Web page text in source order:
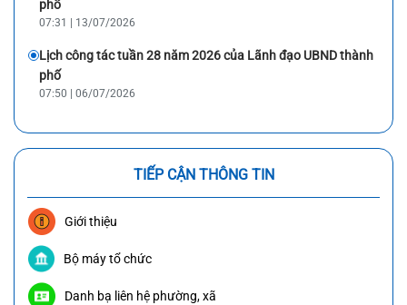
phố
07:31 | 13/07/2026
Lịch công tác tuần 28 năm 2026 của Lãnh đạo UBND thành
phố
07:50 | 06/07/2026
TIẾP CẬN THÔNG TIN
Giới thiệu
Bộ máy tổ chức
Danh bạ liên hệ phường, xã